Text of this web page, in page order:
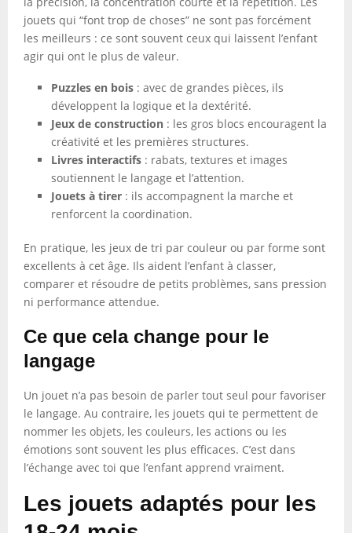
jouets qui “font trop de choses” ne sont pas forcément
les meilleurs : ce sont souvent ceux qui laissent l’enfant
agir qui ont le plus de valeur.
Puzzles en bois : avec de grandes pièces, ils
développent la logique et la dextérité.
Jeux de construction : les gros blocs encouragent la
créativité et les premières structures.
Livres interactifs : rabats, textures et images
soutiennent le langage et l’attention.
Jouets à tirer : ils accompagnent la marche et
renforcent la coordination.
En pratique, les jeux de tri par couleur ou par forme sont
excellents à cet âge. Ils aident l’enfant à classer,
comparer et résoudre de petits problèmes, sans pression
ni performance attendue.
Ce que cela change pour le
langage
Un jouet n’a pas besoin de parler tout seul pour favoriser
le langage. Au contraire, les jouets qui te permettent de
nommer les objets, les couleurs, les actions ou les
émotions sont souvent les plus efficaces. C’est dans
l’échange avec toi que l’enfant apprend vraiment.
Les jouets adaptés pour les